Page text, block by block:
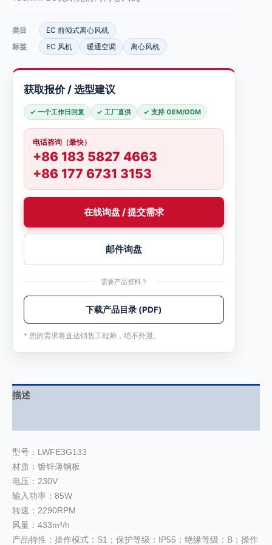
类目
EC 前倾式离心风机
标签
EC 风机 暖通空调 离心风机
获取报价 / 选型建议
✓ 一个工作日回复 ✓ 工厂直供 ✓ 支持 OEM/ODM
电话咨询（最快）
+86 183 5827 4663
+86 177 6731 3153
在线询盘 / 提交需求
邮件询盘
需要产品资料？
下载产品目录 (PDF)
* 您的需求将直达销售工程师，绝不外泄。
描述
型号：LWFE3G133
材质：镀锌薄钢板
电压：230V
输入功率：85W
转速：2290RPM
风量：433m³/h
产品特性：操作模式：S1；保护等级：IP55；绝缘等级：B；操作